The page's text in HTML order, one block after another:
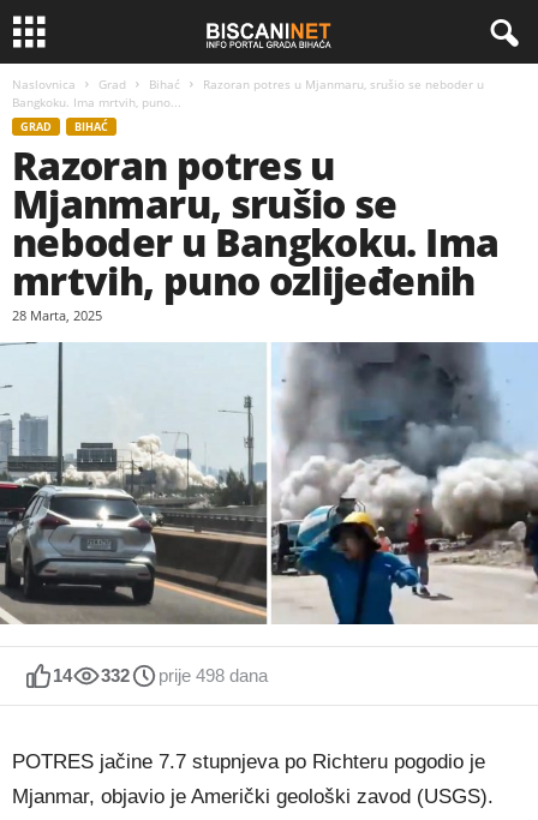
Naslovnica Grad Bihać
Razoran potres u Mjanmaru, srušio se neboder u
Bangkoku. Ima mrtvih, puno...
GRAD BIHAĆ
Razoran potres u
Mjanmaru, srušio se
neboder u Bangkoku. Ima
mrtvih, puno ozlijeđenih
28 Marta, 2025
14 332 prije 498 dana
POTRES jačine 7.7 stupnjeva po Richteru pogodio je
Mjanmar, objavio je Američki geološki zavod (USGS).